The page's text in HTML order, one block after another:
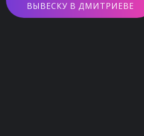
ВЫВЕСКУ В ДМИТРИЕВЕ